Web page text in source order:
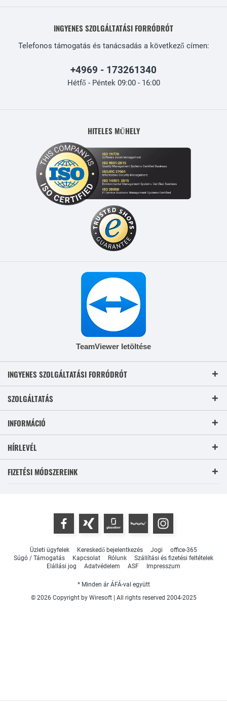
INGYENES SZOLGÁLTATÁSI FORRÓDRÓT
Telefonos támogatás és tanácsadás a következő címen:
+4969 - 173261340
Hétfő - Péntek 09:00 - 16:00
HITELES MŰHELY
TeamViewer letöltése
INGYENES SZOLGÁLTATÁSI FORRÓDRÓT
SZOLGÁLTATÁS
INFORMÁCIÓ
HÍRLEVÉL
FIZETÉSI MÓDSZEREINK
Üzleti ügyfelek Kereskedő bejelentkezés Jogi
office-365
Súgó / Támogatás
Kapcsolat Rólunk
Szállítási és fizetési feltételek
Elállási jog
Adatvédelem ASF Impresszum
* Minden ár ÁFÁ-val együtt
© 2026 Copyright by Wiresoft | All rights reserved 2004-2025